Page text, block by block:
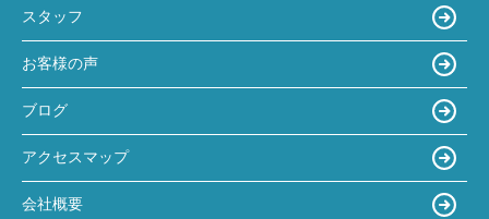
スタッフ
お客様の声
ブログ
アクセスマップ
会社概要